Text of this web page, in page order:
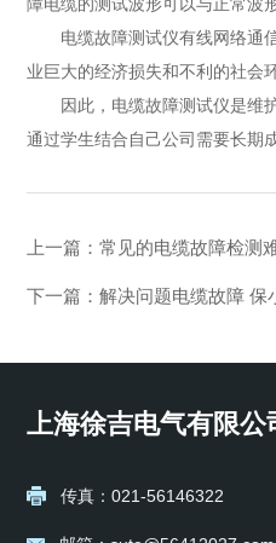
电缆故障测试仪有线网络通信
业巨大的经济损失和不利的社会
因此，电缆故障测试仪是维护
通过学生结合自己公司需要长期
上一篇： 常见的电缆故障检测
下一篇： 解决问题电缆故障 保
上海徐吉电气有限公
传真：021-56146322